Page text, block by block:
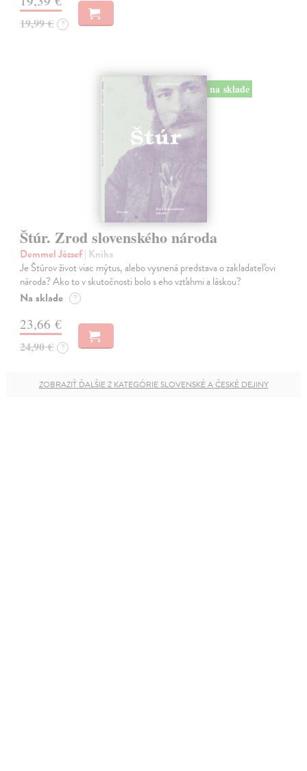
19,99 € ?
na sklade
Štúr. Zrod slovenského národa
Demmel József| Kniha
Je Štúrov život viac mýtus, alebo vysnená predstava o zakladateľovi
národa? Ako to v skutočnosti bolo s eho vzťahmi a láskou?
Na sklade ?
23,66 €
24,90 € ?
ZOBRAZIŤ ĎALŠIE Z KATEGÓRIE SLOVENSKÉ A ČESKÉ DEJINY